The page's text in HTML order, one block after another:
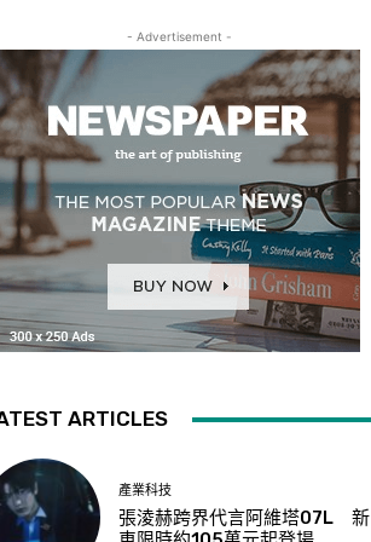
- Advertisement -
ARTICLES
產業科技
張淩赫跨界代言阿維塔07L 新